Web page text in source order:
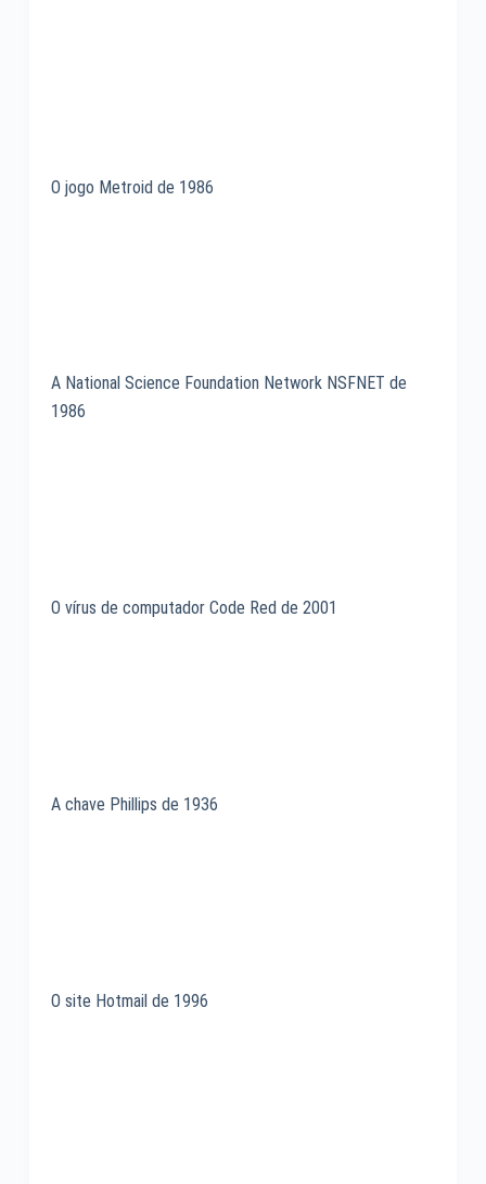
O jogo Metroid de 1986
A National Science Foundation Network NSFNET de
1986
O vírus de computador Code Red de 2001
A chave Phillips de 1936
O site Hotmail de 1996